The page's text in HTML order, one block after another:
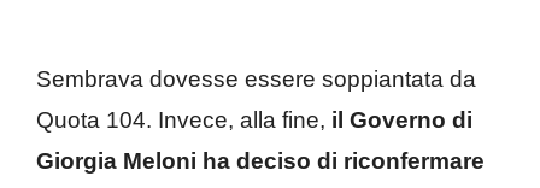
Sembrava dovesse essere soppiantata da
Quota 104. Invece, alla fine, il Governo di
Giorgia Meloni ha deciso di riconfermare